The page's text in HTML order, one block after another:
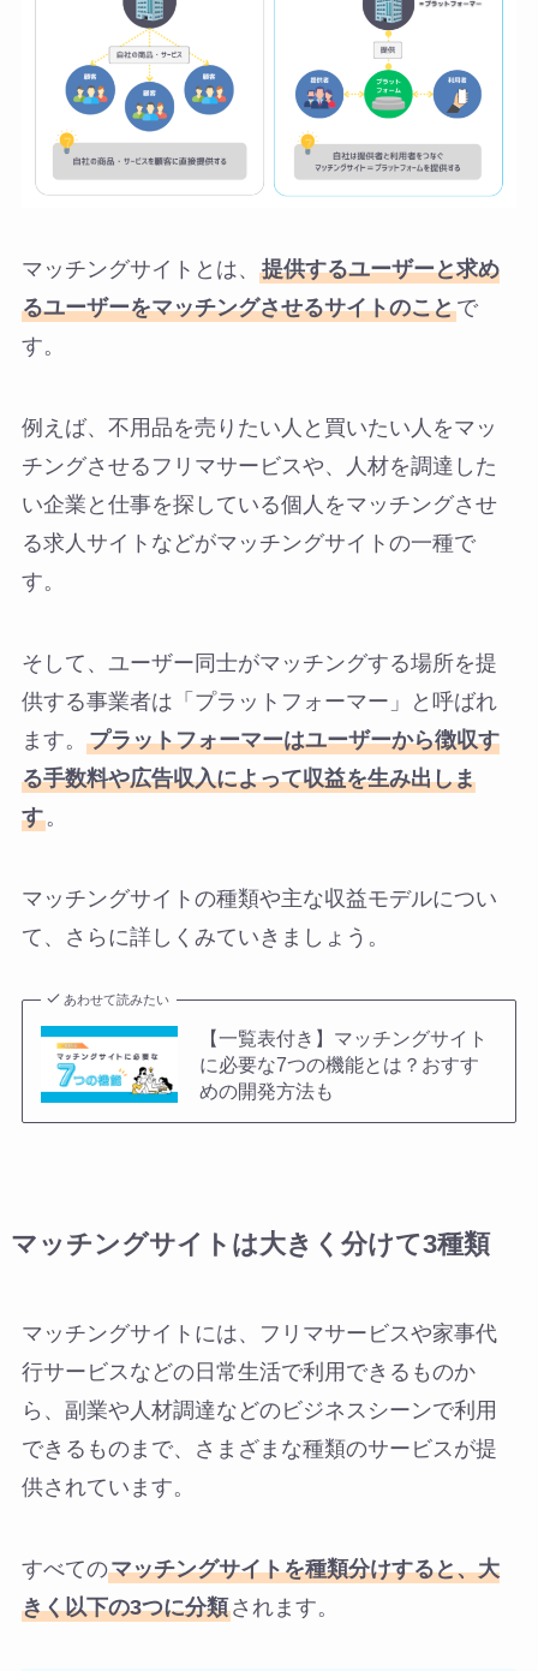
マッチングサイトとは、 提供するユーザーと求め
るユーザーをマッチングさせるサイトのことで
す。
例えば、不用品を売りたい人と買いたい人をマッ
チングさせるフリマサービスや、人材を調達した
い企業と仕事を探している個人をマッチングさせ
る求人サイトなどがマッチングサイトの一種で
す。
そして、ユーザー同士がマッチングする場所を提
供する事業者は「プラットフォーマー」と呼ばれ
ます。 プラットフォーマーはユーザーから徴収す
る手数料や広告収入によって収益を生み出しま
す。
マッチングサイトの種類や主な収益モデルについ
て、さらに詳しくみていきましょう。
あわせて読みたい
【一覧表付き】マッチングサイト
に必要な7つの機能とは？おすす
めの開発方法も
マッチングサイトは大きく分けて3種類
マッチングサイトには、フリマサービスや家事代
行サービスなどの日常生活で利用できるものか
ら、副業や人材調達などのビジネスシーンで利用
できるものまで、さまざまな種類のサービスが提
供されています。
すべてのマッチングサイトを種類分けすると、大
きく以下の3つに分類されます。